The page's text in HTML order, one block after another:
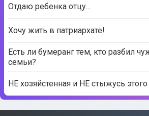
Отдаю ребенка отцу...
Хочу жить в патриархате!
Есть ли бумеранг тем, кто разбил
семьи?
НЕ хозяйстенная и НЕ стыжусь этого